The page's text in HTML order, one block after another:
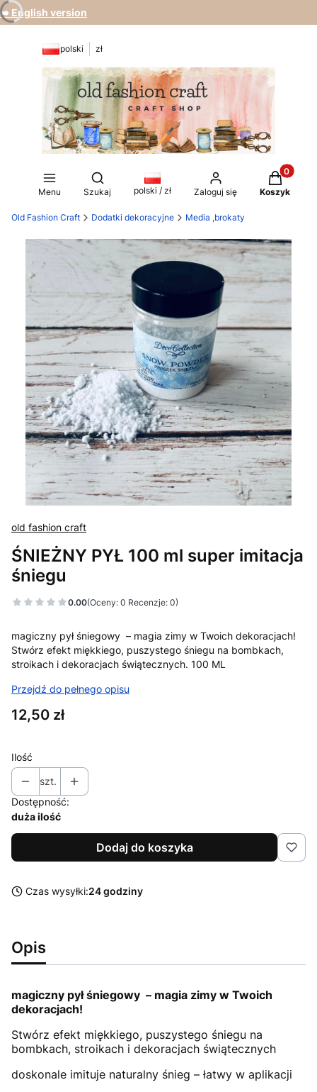
➡️ English version
polski zł
Menu
Otwórz wyszukiwarkę
Szukaj polski / zł Zaloguj się
Produkty
Koszyk
Old Fashion Craft Dodatki dekoracyjne Media ,brokaty
old fashion craft
ŚNIEŻNY PYŁ 100 ml super imitacja
śniegu
0.00(Oceny: 0 Recenzje: 0)
magiczny pył śniegowy – magia zimy w Twoich dekoracjach!
Stwórz efekt miękkiego, puszystego śniegu na bombkach,
stroikach i dekoracjach świątecznych. 100 ML
Przejdź do pełnego opisu
Cena
12,50 zł
Ilość
szt.
Dostępność:
duża ilość
Dodaj do koszyka
Czas wysyłki:24 godziny
Opis
magiczny pył śniegowy – magia zimy w Twoich
dekoracjach!
Stwórz efekt miękkiego, puszystego śniegu na
bombkach, stroikach i dekoracjach świątecznych
doskonale imituje naturalny śnieg – łatwy w aplikacji